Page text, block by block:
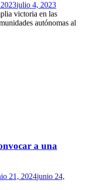
julio 4, 2023
victoria en las
autónomas al
a una
21, 2024junio 24,